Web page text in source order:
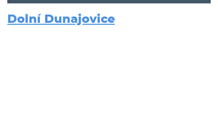
Dolní Dunajovice